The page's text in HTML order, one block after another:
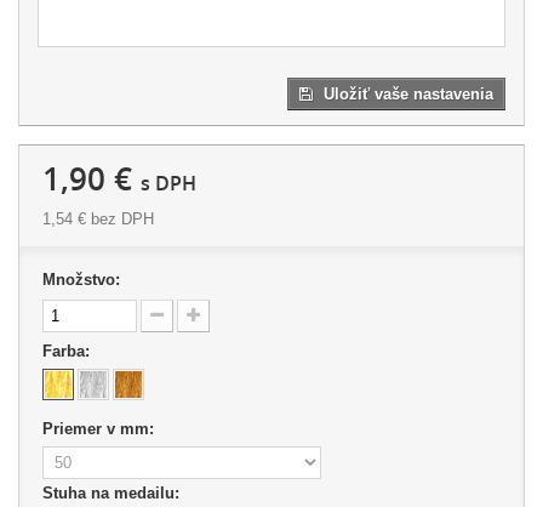
Uložiť vaše nastavenia
1,90 € s DPH
1,54 € bez DPH
Množstvo:
Farba:
Priemer v mm:
Stuha na medailu: